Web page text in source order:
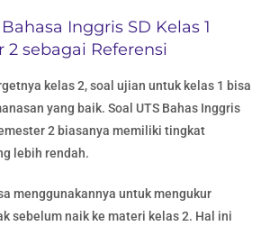
Bahasa Inggris SD Kelas 1
2 sebagai Referensi
kelas 2, soal ujian untuk kelas 1 bisa
yang baik. Soal UTS Bahas Inggris
2 biasanya memiliki tingkat
lebih rendah.
menggunakannya untuk mengukur
sebelum naik ke materi kelas 2. Hal ini